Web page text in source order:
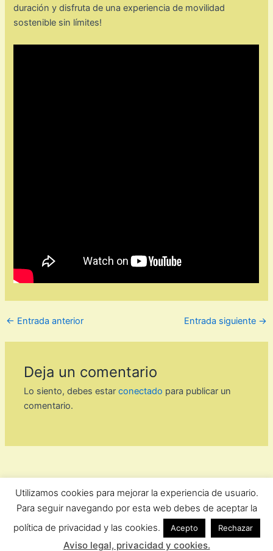
duración y disfruta de una experiencia de movilidad
sostenible sin límites!
← Entrada anterior Entrada siguiente →
Deja un comentario
Lo siento, debes estarconectado para publicar un
comentario.
ForoComprasOnline Copyright © 2026 | Privacidad
Utilizamos cookies para mejorar la experiencia de usuario.
Para seguir navegando por esta web debes de aceptar la
política de privacidad y las cookies.
Acepto Rechazar
Aviso legal, privacidad y cookies.